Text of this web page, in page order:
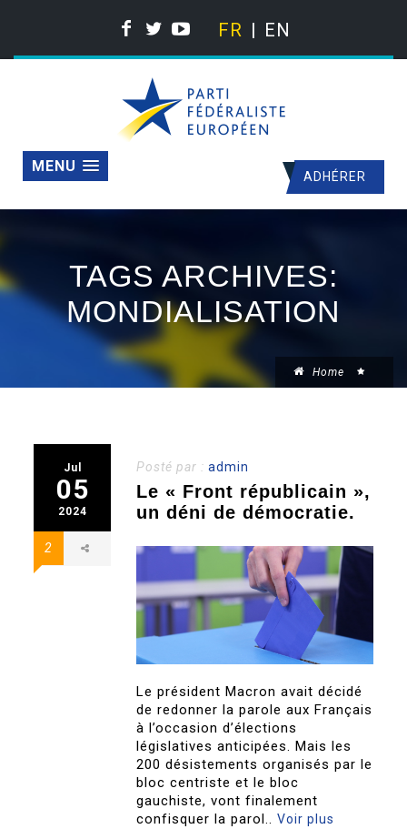
FR EN
ADHÉRER
MENU
TAGS ARCHIVES:
MONDIALISATION
Home
Jul
05
2024
2
Posté par :admin
Le « Front républicain »,
un déni de démocratie.
Le président Macron avait décidé
de redonner la parole aux Français
à l’occasion d’élections
législatives anticipées. Mais les
200 désistements organisés par le
bloc centriste et le bloc
gauchiste, vont finalement
confisquer la parol..Voir plus